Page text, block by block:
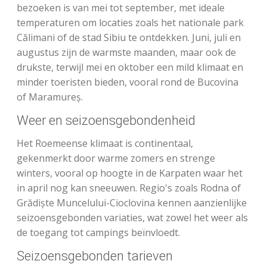
bezoeken is van mei tot september, met ideale
temperaturen om locaties zoals het nationale park
Călimani of de stad Sibiu te ontdekken. Juni, juli en
augustus zijn de warmste maanden, maar ook de
drukste, terwijl mei en oktober een mild klimaat en
minder toeristen bieden, vooral rond de Bucovina
of Maramureș.
Weer en seizoensgebondenheid
Het Roemeense klimaat is continentaal,
gekenmerkt door warme zomers en strenge
winters, vooral op hoogte in de Karpaten waar het
in april nog kan sneeuwen. Regio's zoals Rodna of
Grădiște Muncelului-Cioclovina kennen aanzienlijke
seizoensgebonden variaties, wat zowel het weer als
de toegang tot campings beïnvloedt.
Seizoensgebonden tarieven